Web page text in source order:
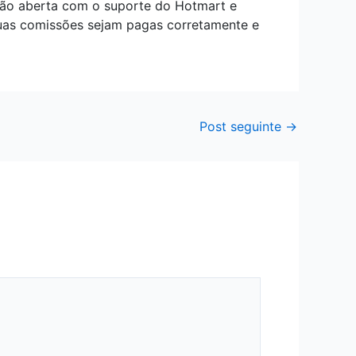
aberta com o suporte do Hotmart e
comissões sejam pagas corretamente e
Post seguinte →